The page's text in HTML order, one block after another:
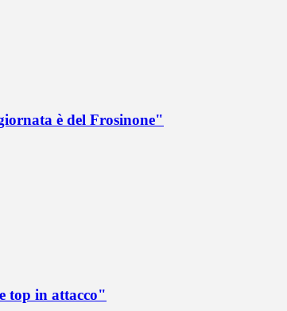
è del Frosinone"
top in attacco"